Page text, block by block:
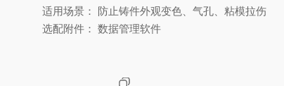
适用场景： 防止铸件外观变色、气孔、粘模拉伤
选配附件： 数据管理软件